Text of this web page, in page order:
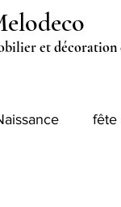
et décoration
fête